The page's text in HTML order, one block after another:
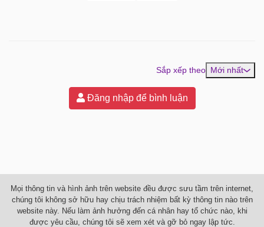
Sắp xếp theo Mới nhất
Đăng nhập để bình luận
Mọi thông tin và hình ảnh trên website đều được sưu tầm trên internet,
chúng tôi không sở hữu hay chịu trách nhiệm bất kỳ thông tin nào trên
website này. Nếu làm ảnh hưởng đến cá nhân hay tổ chức nào, khi
được yêu cầu, chúng tôi sẽ xem xét và gỡ bỏ ngay lập tức.